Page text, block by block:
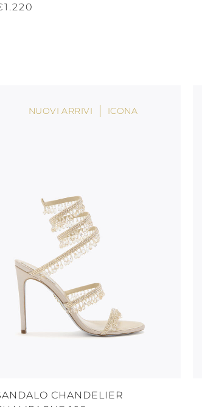
NUOVI ARRIVI ICONA
CHANDELIER